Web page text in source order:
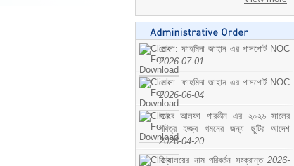
মোসা: ফাহমিদা জাহান এর পাসপোর্ট NOC
2026-07-01
মোসা: ফাহমিদা জাহান এর পাসপোর্ট NOC
2026-06-04
জনাব আলফা পারভীন এর ২০২৬ সালের
পবিত্র হজ্জ্ব গমনের জন্য ছুটির আদেশ
2026-04-20
বিদ্যালয়ের নাম পরিবর্তন সংক্রান্ত 2026-